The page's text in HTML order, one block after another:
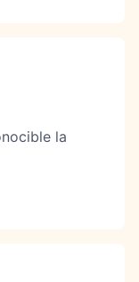
la